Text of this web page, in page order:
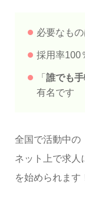
必要なも
採用率100
「 誰でも
有名です
全国で活動中の
ネット上で求人
を始められます